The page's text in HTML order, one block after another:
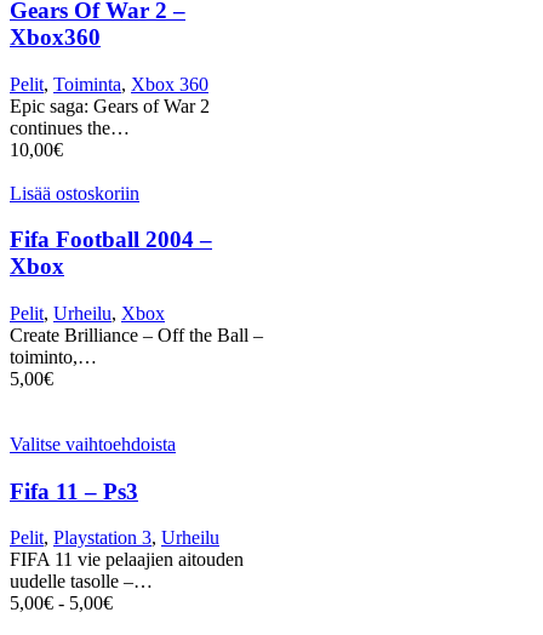
Gears Of War 2 –
Xbox360
Pelit, Toiminta, Xbox 360
Epic saga: Gears of War 2
continues the…
10,00€
Lisää ostoskoriin
Fifa Football 2004 –
Xbox
Pelit, Urheilu, Xbox
Create Brilliance – Off the Ball –
toiminto,…
5,00€
Valitse vaihtoehdoista
Fifa 11 – Ps3
Pelit, Playstation 3, Urheilu
FIFA 11 vie pelaajien aitouden
uudelle tasolle –…
5,00€ - 5,00€